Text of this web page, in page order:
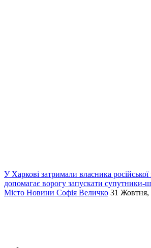
У Харкові затримали власника російської
допомагає ворогу запускати супутники-
Місто Новини Софія Величко 31 Жовтня,